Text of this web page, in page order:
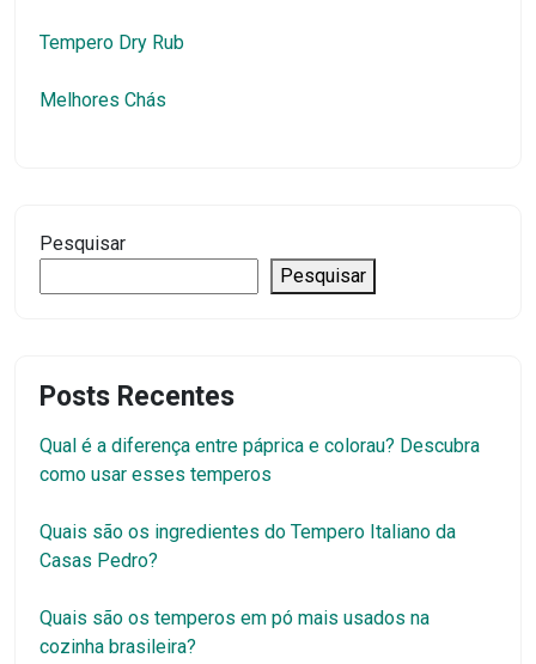
Tempero Dry Rub
Melhores Chás
Pesquisar
Pesquisar
Posts Recentes
Qual é a diferença entre páprica e colorau? Descubra
como usar esses temperos
Quais são os ingredientes do Tempero Italiano da
Casas Pedro?
Quais são os temperos em pó mais usados na
cozinha brasileira?